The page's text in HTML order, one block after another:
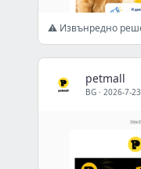
petmall
BG · 2026-7-23